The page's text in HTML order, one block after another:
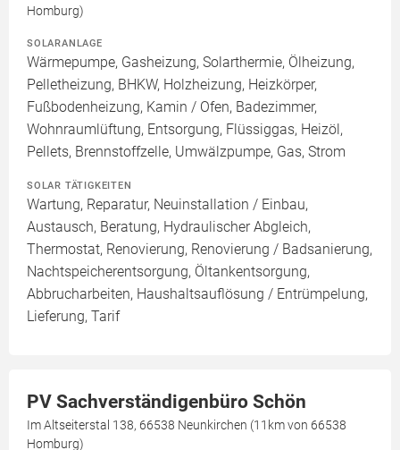
Homburg)
SOLARANLAGE
Wärmepumpe, Gasheizung, Solarthermie, Ölheizung,
Pelletheizung, BHKW, Holzheizung, Heizkörper,
Fußbodenheizung, Kamin / Ofen, Badezimmer,
Wohnraumlüftung, Entsorgung, Flüssiggas, Heizöl,
Pellets, Brennstoffzelle, Umwälzpumpe, Gas, Strom
SOLAR TÄTIGKEITEN
Wartung, Reparatur, Neuinstallation / Einbau,
Austausch, Beratung, Hydraulischer Abgleich,
Thermostat, Renovierung, Renovierung / Badsanierung,
Nachtspeicherentsorgung, Öltankentsorgung,
Abbrucharbeiten, Haushaltsauflösung / Entrümpelung,
Lieferung, Tarif
PV Sachverständigenbüro Schön
Im Altseiterstal 138, 66538 Neunkirchen (11km von 66538
Homburg)